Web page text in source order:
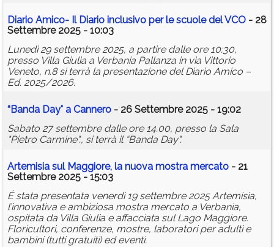
Diario Amico- Il Diario inclusivo per le scuole del VCO - 28
Settembre 2025 - 10:03
Lunedì 29 settembre 2025, a partire dalle ore 10:30,
presso Villa Giulia a Verbania Pallanza in via Vittorio
Veneto, n.8 si terrà la presentazione del Diario Amico –
Ed. 2025/2026.
“Banda Day" a Cannero - 26 Settembre 2025 - 19:02
Sabato 27 settembre dalle ore 14.00, presso la Sala
"Pietro Carmine"., si terrà il “Banda Day".
Artemisia sul Maggiore, la nuova mostra mercato - 21
Settembre 2025 - 15:03
É stata presentata venerdì 19 settembre 2025 Artemisia,
l’innovativa e ambiziosa mostra mercato a Verbania,
ospitata da Villa Giulia e affacciata sul Lago Maggiore.
Floricultori, conferenze, mostre, laboratori per adulti e
bambini (tutti gratuiti) ed eventi.